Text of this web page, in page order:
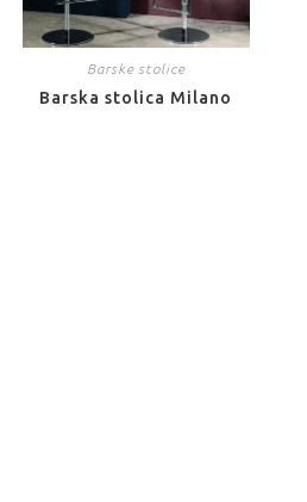
Barske stolice
Barska stolica Milano